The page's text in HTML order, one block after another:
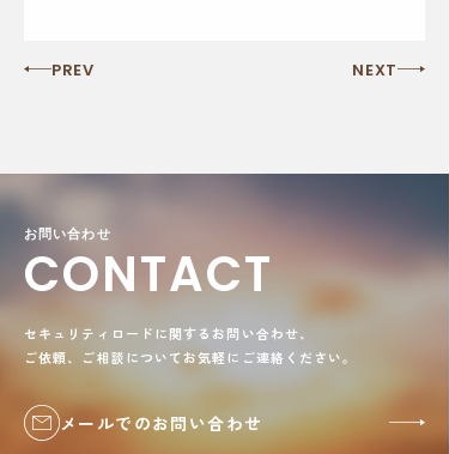
PREV NEXT
お問い合わせ
CONTACT
セキュリティロードに関するお問い合わせ、
ご依頼、ご相談についてお気軽にご連絡ください。
メールでのお問い合わせ